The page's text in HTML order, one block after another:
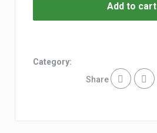
Add to cart
Category:
Share